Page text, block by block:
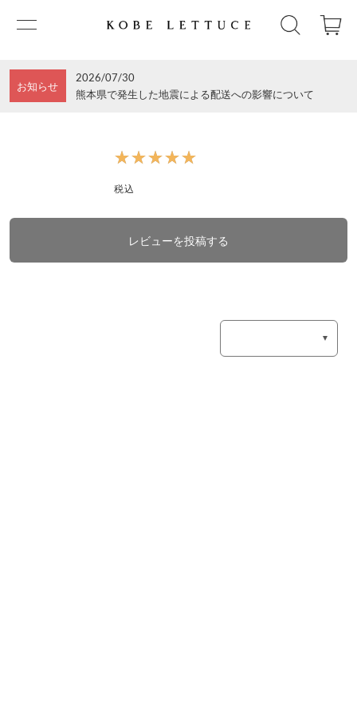
お知らせ
2026/07/30
熊本県で発生した地震による配送への影響について
★★★★★
★★★★★
税込
レビューを投稿する